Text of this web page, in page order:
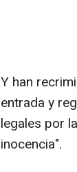
Y han
entrada y
legales por
inocencia".